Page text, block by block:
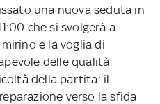
una nuova seduta in
che si svolgerà a
e la voglia di
delle qualità
della partita: il
verso la sfida